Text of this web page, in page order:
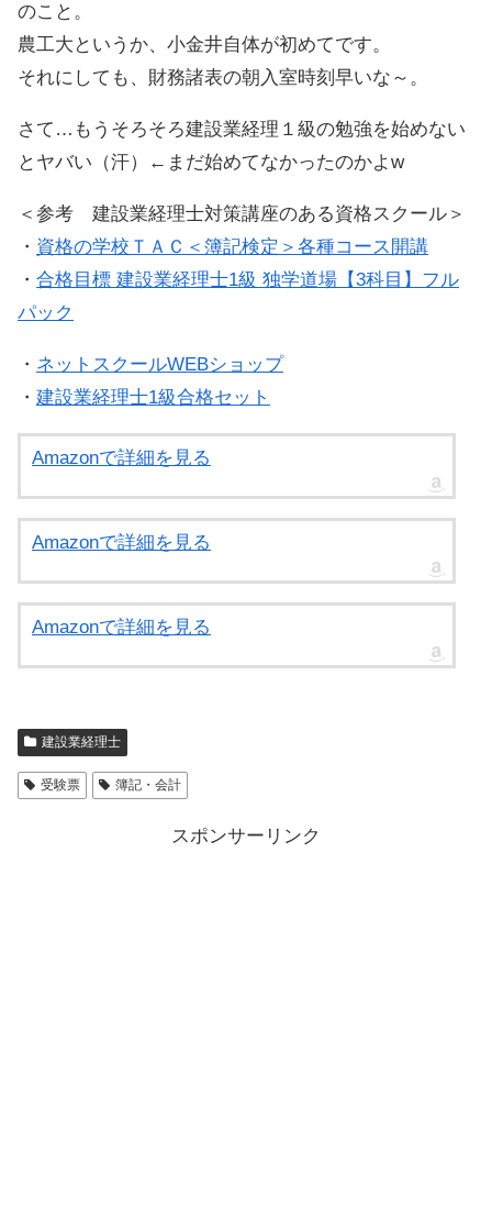
のこと。
農工大というか、小金井自体が初めてです。
それにしても、財務諸表の朝入室時刻早いな～。
さて…もうそろそろ建設業経理１級の勉強を始めない
とヤバい（汗）←まだ始めてなかったのかよw
＜参考 建設業経理士対策講座のある資格スクール＞
・ 資格の学校ＴＡＣ＜簿記検定＞各種コース開講
・ 合格目標 建設業経理士1級 独学道場【3科目】フル
パック
・ ネットスクールWEBショップ
・ 建設業経理士1級合格セット
Amazonで詳細を見る
Amazonで詳細を見る
Amazonで詳細を見る
建設業経理士
受験票 簿記・会計
スポンサーリンク